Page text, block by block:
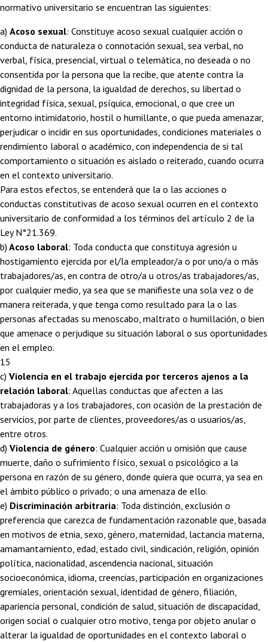
normativo universitario se encuentran las siguientes:
a) Acoso sexual: Constituye acoso sexual cualquier acción o
conducta de naturaleza o connotación sexual, sea verbal, no
verbal, física, presencial, virtual o telemática, no deseada o no
consentida por la persona que la recibe, que atente contra la
dignidad de la persona, la igualdad de derechos, su libertad o
integridad física, sexual, psíquica, emocional, o que cree un
entorno intimidatorio, hostil o humillante, o que pueda amenazar,
perjudicar o incidir en sus oportunidades, condiciones materiales o
rendimiento laboral o académico, con independencia de si tal
comportamiento o situación es aislado o reiterado, cuando ocurra
en el contexto universitario.
Para estos efectos, se entenderá que la o las acciones o
conductas constitutivas de acoso sexual ocurren en el contexto
universitario de conformidad a los términos del artículo 2 de la
Ley N°21.369.
b) Acoso laboral: Toda conducta que constituya agresión u
hostigamiento ejercida por el/la empleador/a o por uno/a o más
trabajadores/as, en contra de otro/a u otros/as trabajadores/as,
por cualquier medio, ya sea que se manifieste una sola vez o de
manera reiterada, y que tenga como resultado para la o las
personas afectadas su menoscabo, maltrato o humillación, o bien
que amenace o perjudique su situación laboral o sus oportunidades
en el empleo.
15
c) Violencia en el trabajo ejercida por terceros ajenos a la
relación laboral: Aquellas conductas que afecten a las
trabajadoras y a los trabajadores, con ocasión de la prestación de
servicios, por parte de clientes, proveedores/as o usuarios/as,
entre otros.
d) Violencia de género: Cualquier acción u omisión que cause
muerte, daño o sufrimiento físico, sexual o psicológico a la
persona en razón de su género, donde quiera que ocurra, ya sea en
el ámbito público o privado; o una amenaza de ello.
e) Discriminación arbitraria: Toda distinción, exclusión o
preferencia que carezca de fundamentación razonable que, basada
en motivos de etnia, sexo, género, maternidad, lactancia materna,
amamantamiento, edad, estado civil, sindicación, religión, opinión
política, nacionalidad, ascendencia nacional, situación
socioeconómica, idioma, creencias, participación en organizaciones
gremiales, orientación sexual, identidad de género, filiación,
apariencia personal, condición de salud, situación de discapacidad,
origen social o cualquier otro motivo, tenga por objeto anular o
alterar la igualdad de oportunidades en el contexto laboral o